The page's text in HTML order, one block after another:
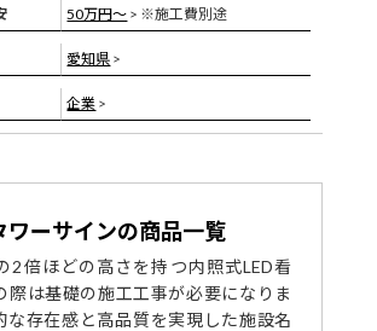
50万円〜 > ※施工費別途
愛知県 >
企業 >
ワーサインの商品一覧
2倍ほどの高さを持つ内照式LED看
際は基礎の施工工事が必要になりま
な存在感と高品質を実現した施設名